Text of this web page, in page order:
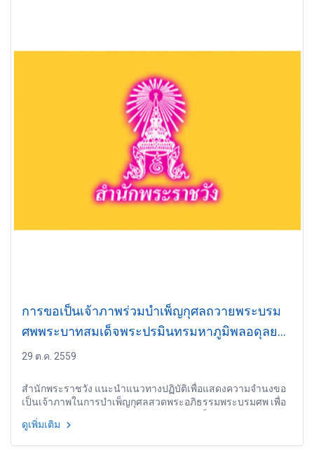
การขอเป็นเจ้าภาพร่วมบำเพ็ญกุศลถวายพระบรม
ศพพระบาทสมเด็จพระปรมินทรมหาภูมิพลอดุลย
เดช
29 ต.ค. 2559
สำนักพระราชวัง แนะนำแนวทางปฏิบัติเพื่อแสดงความจำนงขอ
เป็นเจ้าภาพในการบำเพ็ญกุศลสวดพระอภิธรรมพระบรมศพ เพื่อ
จากการ พระราชพิธีทรงบำเพ็ญพระราชกุศลปัญญาสมวาร (๕๐
ดูเพิ่มเติม